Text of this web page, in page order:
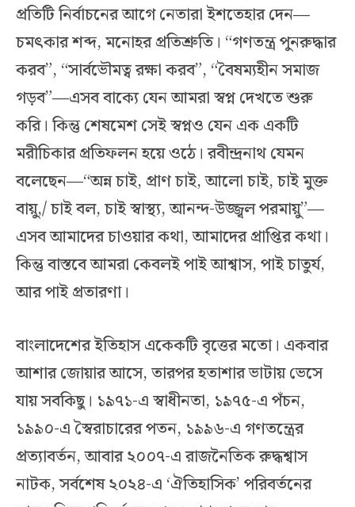
প্রতিটি নির্বাচনের আগে নেতারা ইশতেহার দেন—
চমৎকার শব্দ, মনোহর প্রতিশ্রুতি। “গণতন্ত্র পুনরুদ্ধার
করব”, “সার্বভৌমত্ব রক্ষা করব”, “বৈষম্যহীন সমাজ
গড়ব”—এসব বাক্যে যেন আমরা স্বপ্ন দেখতে শুরু
করি। কিন্তু শেষমেশ সেই স্বপ্নও যেন এক একটি
মরীচিকার প্রতিফলন হয়ে ওঠে। রবীন্দ্রনাথ যেমন
বলেছেন—“অন্ন চাই, প্রাণ চাই, আলো চাই, চাই মুক্ত
বায়ু,/ চাই বল, চাই স্বাস্থ্য, আনন্দ-উজ্জ্বল পরমায়ু”—
এসব আমাদের চাওয়ার কথা, আমাদের প্রাপ্তির কথা।
কিন্তু বাস্তবে আমরা কেবলই পাই আশ্বাস, পাই চাতুর্য,
আর পাই প্রতারণা।
বাংলাদেশের ইতিহাস একেকটি বৃত্তের মতো। একবার
আশার জোয়ার আসে, তারপর হতাশার ভাটায় ভেসে
যায় সবকিছু। ১৯৭১-এ স্বাধীনতা, ১৯৭৫-এ পঁচন,
১৯৯০-এ স্বৈরাচারের পতন, ১৯৯৬-এ গণতন্ত্রের
প্রত্যাবর্তন, আবার ২০০৭-এ রাজনৈতিক রুদ্ধশ্বাস
নাটক, সর্বশেষ ২০২৪-এ ‘ঐতিহাসিক’ পরিবর্তনের